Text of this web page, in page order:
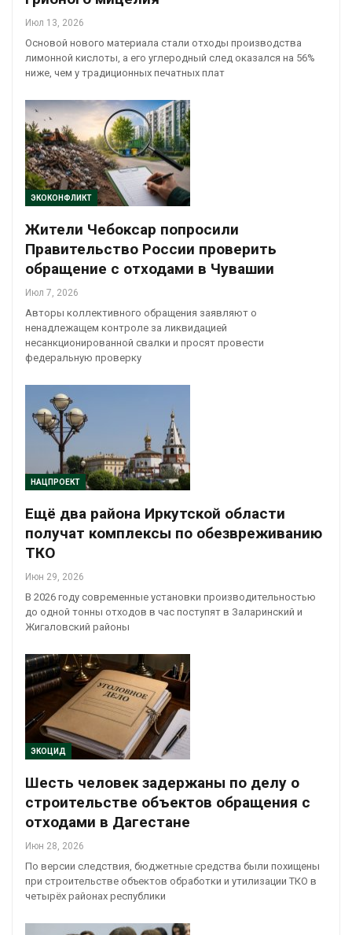
Июл 13, 2026
Основой нового материала стали отходы производства
лимонной кислоты, а его углеродный след оказался на 56%
ниже, чем у традиционных печатных плат
ЭКОКОНФЛИКТ
Жители Чебоксар попросили
Правительство России проверить
обращение с отходами в Чувашии
Июл 7, 2026
Авторы коллективного обращения заявляют о
ненадлежащем контроле за ликвидацией
несанкционированной свалки и просят провести
федеральную проверку
НАЦПРОЕКТ
Ещё два района Иркутской области
получат комплексы по обезвреживанию
ТКО
Июн 29, 2026
В 2026 году современные установки производительностью
до одной тонны отходов в час поступят в Заларинский и
Жигаловский районы
ЭКОЦИД
Шесть человек задержаны по делу о
строительстве объектов обращения с
отходами в Дагестане
Июн 28, 2026
По версии следствия, бюджетные средства были похищены
при строительстве объектов обработки и утилизации ТКО в
четырёх районах республики